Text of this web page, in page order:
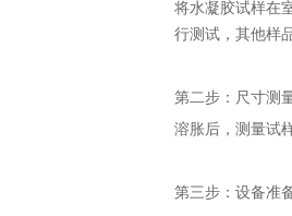
将水凝胶试样在
行测试，其他样
第二步：尺寸测
溶胀后，测量试
第三步：设备准